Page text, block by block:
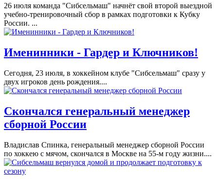
26 июля команда "Сибсельмаш" начнёт свой второй выездной
учебно-тренировочный сбор в рамках подготовки к Кубку
России. ...
Именинники - Гардер и Ключников!
Сегодня, 23 июля, в хоккейном клубе "Сибсельмаш" сразу у
двух игроков день рождения....
Скончался генеральный менеджер
сборной России
Владислав Спинка, генеральный менеджер сборной России
по хоккею с мячом, скончался в Москве на 55-м году жизни....